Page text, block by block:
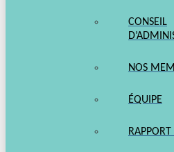
CONSEIL
NOS
ÉQUIPE